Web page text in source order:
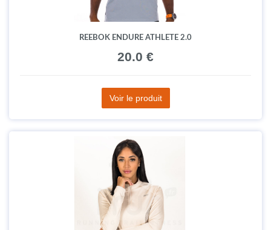
REEBOK ENDURE ATHLETE 2.0
20.0 €
Voir le produit